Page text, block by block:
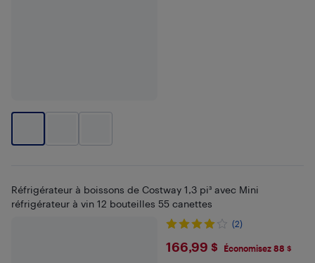
Réfrigérateur à boissons de Costway 1,3 pi³ avec Mini
réfrigérateur à vin 12 bouteilles 55 canettes
(2)
$166.99
166,99 $ Économisez 88 $